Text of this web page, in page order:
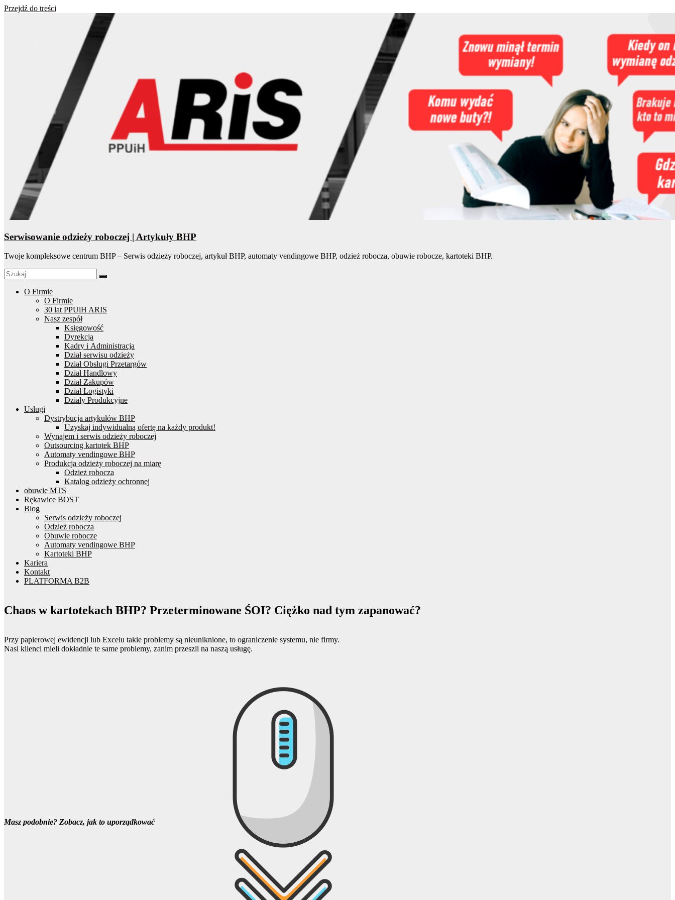
Przejdź do treści
Serwisowanie odzieży roboczej | Artykuły BHP
Twoje kompleksowe centrum BHP – Serwis odzieży roboczej, artykuł BHP, automaty vendingowe BHP, odzież robocza, obuwie robocze, kartoteki BHP.
O Firmie
O Firmie
30 lat PPUiH ARIS
Nasz zespół
Księgowość
Dyrekcja
Kadry i Administracja
Dział serwisu odzieży
Dział Obsługi Przetargów
Dział Handlowy
Dział Zakupów
Dział Logistyki
Działy Produkcyjne
Usługi
Dystrybucja artykułów BHP
Uzyskaj indywidualną ofertę na każdy produkt!
Wynajem i serwis odzieży roboczej
Outsourcing kartotek BHP
Automaty vendingowe BHP
Produkcja odzieży roboczej na miarę
Odzież robocza
Katalog odzieży ochronnej
obuwie MTS
Rękawice BOST
Blog
Serwis odzieży roboczej
Odzież robocza
Obuwie robocze
Automaty vendingowe BHP
Kartoteki BHP
Kariera
Kontakt
PLATFORMA B2B
Chaos w kartotekach BHP? Przeterminowane ŚOI? Ciężko nad tym zapanować?
Przy papierowej ewidencji lub Excelu takie problemy są nieuniknione, to ograniczenie systemu, nie firmy.
Nasi klienci mieli dokładnie te same problemy, zanim przeszli na naszą usługę.
Masz podobnie? Zobacz, jak to uporządkować